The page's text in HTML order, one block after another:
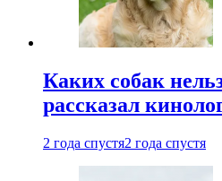
Каких собак
рассказал
2 года спустя2 года спустя